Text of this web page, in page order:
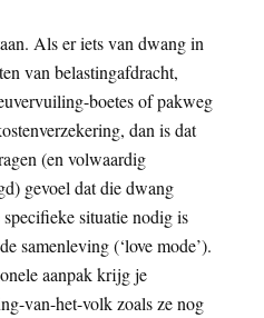
Als er iets van dwang in
van belastingafdracht,
boetes of pakweg
dan is dat
(en volwaardig
gevoel dat die dwang
specifieke situatie nodig is
samenleving (‘love mode’).
aanpak krijg je
van-het-volk zoals ze nog